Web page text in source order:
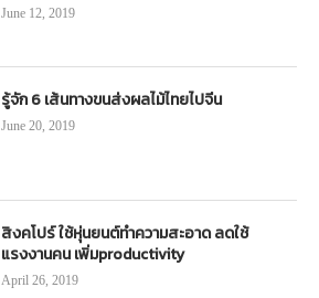
June 12, 2019
รู้จัก 6 เส้นทางขนส่งผลไม้ไทยไปจีน
June 20, 2019
สิงคโปร์ ใช้หุ่นยนต์ทำความสะอาด ลดใช้
แรงงานคน เพิ่มproductivity
April 26, 2019